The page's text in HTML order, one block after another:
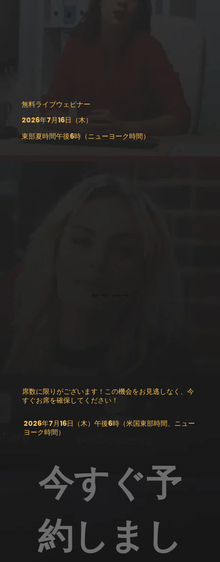
無料ライブウェビナー
2026年7月16日（木）
東部夏時間午後6時（ニューヨーク時間）
タル・ベン・シャハール
席数に限りがございます！この機会をお見逃しなく、今
すぐお席を確保してください！
2026年7月16日（木）午後6時（米国東部時間、ニュー
ヨーク時間）
今すぐ予
約しまし